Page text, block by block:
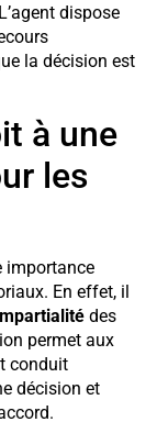
dispose
la décision est
à une
les
importance
En effet, il
des
permet aux
conduit
décision et